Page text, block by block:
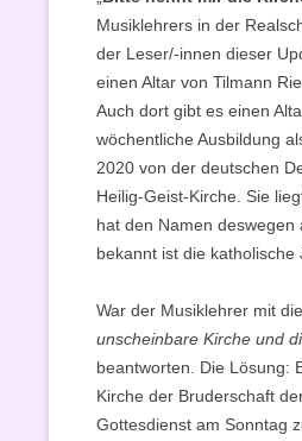
Musiklehrers in der
der Leser/-innen dieser
einen Altar von Tilmann
Auch dort gibt es einen
wöchentliche Ausbildung
2020 von der deutschen
Heilig-Geist-Kirche. Sie
hat den Namen
bekannt ist die katholische
War der Musiklehrer mit
unscheinbare Kirche und
beantworten. Die Lösung:
Kirche der Bruderschaft
Gottesdienst am Sonntag